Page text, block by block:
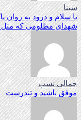
سینا
با سلام و درود به
شهدای مظلومی که مثل
جمالی نسب
موفق باشید و تندرست